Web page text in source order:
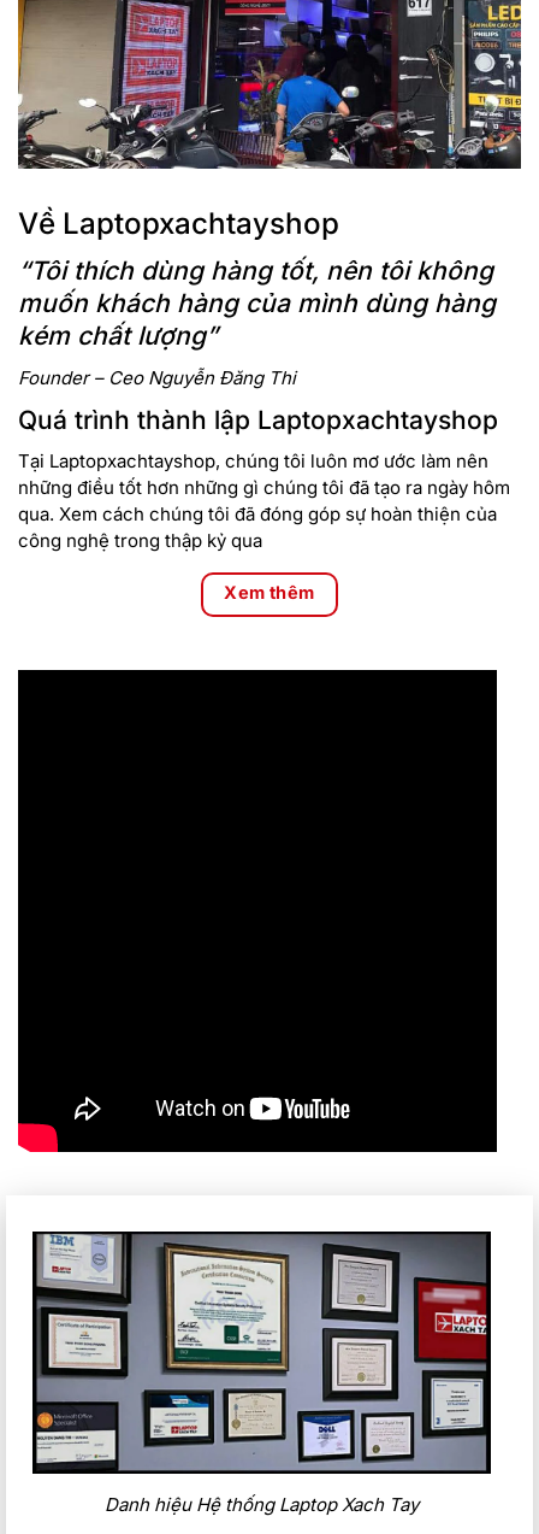
Về Laptopxachtayshop
“Tôi thích dùng hàng tốt, nên tôi không
muốn khách hàng của mình dùng hàng
kém chất lượng”
Founder – Ceo Nguyễn Đăng Thi
Quá trình thành lập Laptopxachtayshop
Tại Laptopxachtayshop, chúng tôi luôn mơ ước làm nên
những điều tốt hơn những gì chúng tôi đã tạo ra ngày hôm
qua. Xem cách chúng tôi đã đóng góp sự hoàn thiện của
công nghệ trong thập kỷ qua
Xem thêm
Danh hiệu Hệ thống Laptop Xach Tay